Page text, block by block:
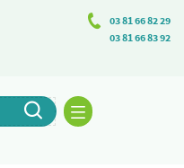
03 81 66 82 29
03 81 66 83 92